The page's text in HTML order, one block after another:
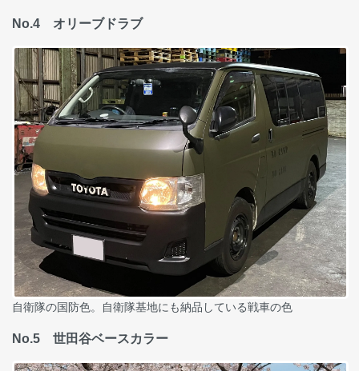
No.4 オリーブドラブ
自衛隊の国防色。自衛隊基地にも納品している戦車の色
No.5 世田谷ベースカラー